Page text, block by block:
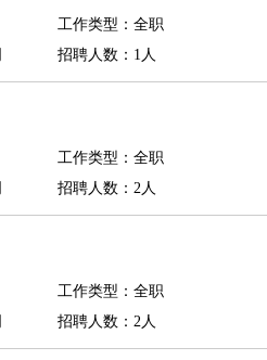
工作类型：全职
招聘人数：1人
工作类型：全职
招聘人数：2人
工作类型：全职
招聘人数：2人